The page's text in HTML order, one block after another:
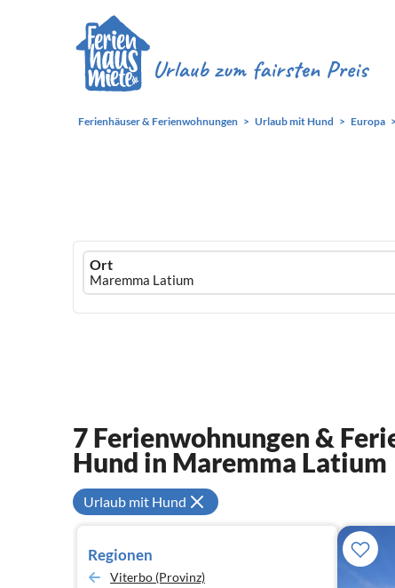
Ferienhäuser & Ferienwohnungen Urlaub mit Hund Europa
Ferienhausmiete
logo
Ort
7 Ferienwohnungen &
Hund in Maremma Latium
Urlaub mit Hund
Regionen
Viterbo (Provinz)